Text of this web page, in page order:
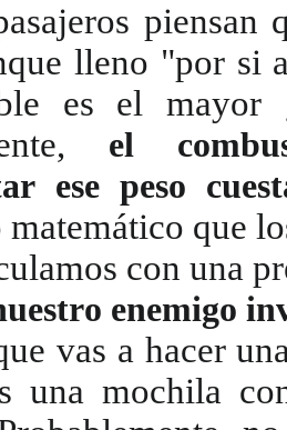
piensan
lleno "por si
es el
el
ese peso
que
con una
enemigo
vas a hacer
una mochila